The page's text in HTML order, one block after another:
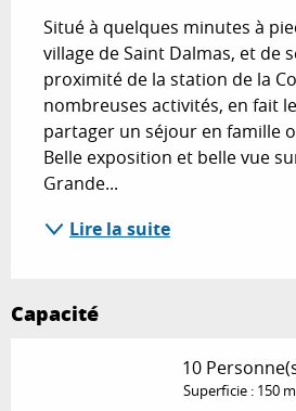
Situé à quelques minutes à
village de Saint Dalmas, et de
proximité de la station de la
nombreuses activités, en fait
partager un séjour en famille
Belle exposition et belle vue
Grande...
Lire la suite
Capacité
10
Superficie : 150 m